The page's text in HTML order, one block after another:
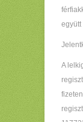
együtt
A